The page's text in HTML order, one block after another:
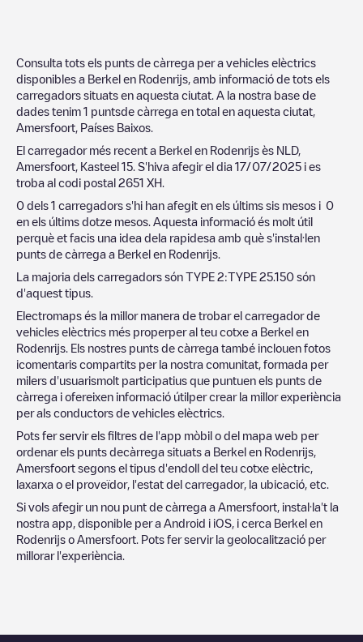
Consulta tots els punts de càrrega per a vehicles elèctrics
disponibles a Berkel en Rodenrijs , amb informació de tots els
carregadors situats en aquesta ciutat. A la nostra base de
dades tenim 1 puntsde càrrega en total en aquesta ciutat,
Amersfoort Países Baixos
El carregador més recent a Berkel en Rodenrijs ès NLD,
Amersfoort, Kasteel 15 . S'hiva afegir el dia 17/07/2025 i es
troba al codi postal 2651 XH
0 dels 1 carregadors s'hi han afegit en els últims sis mesos i 0
en els últims dotze mesos. Aquesta informació és molt útil
perquè et facis una idea dela rapidesa amb què s'instal·len
punts de càrrega a Berkel en Rodenrijs
La majoria dels carregadors són TYPE 2:TYPE 25.150 són
d'aquest tipus.
Electromaps és la millor manera de trobar el carregador de
vehicles elèctrics més properper al teu cotxe a Berkel en
Rodenrijs . Els nostres punts de càrrega també inclouen fotos
icomentaris compartits per la nostra comunitat, formada per
milers d'usuarismolt participatius que puntuen els punts de
càrrega i ofereixen informació útilper crear la millor experiència
per als conductors de vehicles elèctrics.
Pots fer servir els filtres de l'app mòbil o del mapa web per
ordenar els punts decàrrega situats a Berkel en Rodenrijs
Amersfoort segons el tipus d'endoll del teu cotxe elèctric,
laxarxa o el proveïdor, l'estat del carregador, la ubicació, etc.
Si vols afegir un nou punt de càrrega a Amersfoort , instal·la't la
nostra app, disponible per a Android i iOS, i cerca Berkel en
Rodenrijs o Amersfoort . Pots fer servir la geolocalització per
millorar l'experiència.